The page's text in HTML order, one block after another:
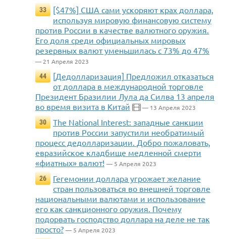
33
[$47%] США сами ускоряют крах доллара,
используя мировую финансовую систему
против России в качестве валютного оружия.
Его доля среди официальных мировых
резервных валют уменьшилась с 73% до 47%
— 21 Апреля 2023
44
[Дедолларизация] Предложил отказаться
от доллара в международной торговле
Президент Бразилии Лула да Силва 13 апреля
во время визита в Китай
— 13 Апреля 2023
30
The National Interest: западные санкции
против России запустили необратимый
процесс дедолларизации. Добро пожаловать,
евразийское кладбище медленной смерти
«фиатных» валют! — 5 Апреля 2023
26
Гегемонии доллара угрожает желание
стран пользоваться во внешней торговле
национальными валютами и использование
его как санкционного оружия. Почему
подорвать господство доллара на деле не так
просто? — 5 Апреля 2023